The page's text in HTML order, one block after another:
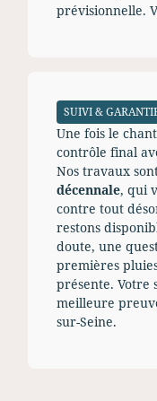
prévisionnelle.
SUIVI &
Une fois le
contrôle final
Nos travaux
décennale, qui
contre tout
restons
doute, une
premières
présente. Votre
meilleure
sur-Seine.